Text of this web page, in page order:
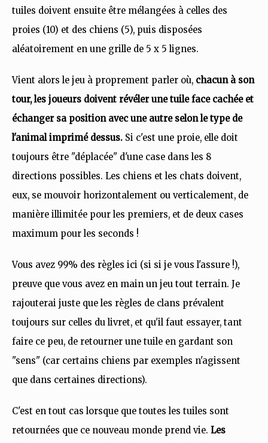
tuiles doivent ensuite être mélangées à celles des
proies (10) et des chiens (5), puis disposées
aléatoirement en une grille de 5 x 5 lignes.
Vient alors le jeu à proprement parler où, chacun à son
tour, les joueurs doivent révéler une tuile face cachée et
échanger sa position avec une autre selon le type de
l'animal imprimé dessus. Si c'est une proie, elle doit
toujours être "déplacée" d'une case dans les 8
directions possibles. Les chiens et les chats doivent,
eux, se mouvoir horizontalement ou verticalement, de
manière illimitée pour les premiers, et de deux cases
maximum pour les seconds !
Vous avez 99% des règles ici (si si je vous l'assure !),
preuve que vous avez en main un jeu tout terrain. Je
rajouterai juste que les règles de clans prévalent
toujours sur celles du livret, et qu'il faut essayer, tant
faire ce peu, de retourner une tuile en gardant son
"sens" (car certains chiens par exemples n'agissent
que dans certaines directions).
C'est en tout cas lorsque que toutes les tuiles sont
retournées que ce nouveau monde prend vie. Les